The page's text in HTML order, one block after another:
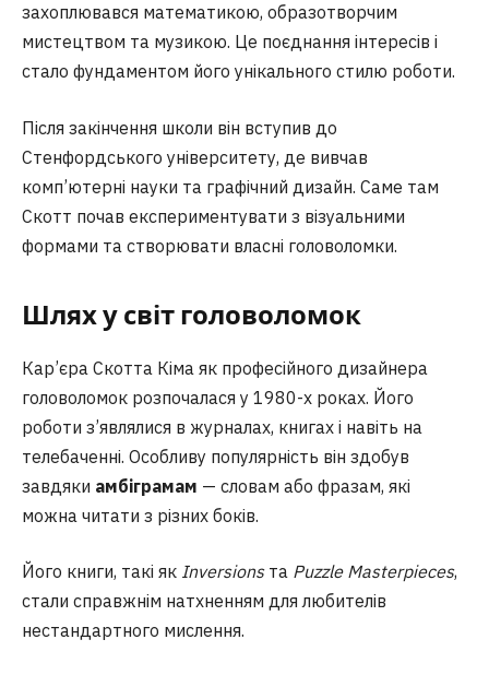
захоплювався математикою, образотворчим
мистецтвом та музикою. Це поєднання інтересів і
стало фундаментом його унікального стилю роботи.
Після закінчення школи він вступив до
Стенфордського університету, де вивчав
комп’ютерні науки та графічний дизайн. Саме там
Скотт почав експериментувати з візуальними
формами та створювати власні головоломки.
Шлях у світ головоломок
Кар’єра Скотта Кіма як професійного дизайнера
головоломок розпочалася у 1980-х роках. Його
роботи з’являлися в журналах, книгах і навіть на
телебаченні. Особливу популярність він здобув
завдяки амбіграмам — словам або фразам, які
можна читати з різних боків.
Його книги, такі як Inversionsта Puzzle Masterpieces,
стали справжнім натхненням для любителів
нестандартного мислення.